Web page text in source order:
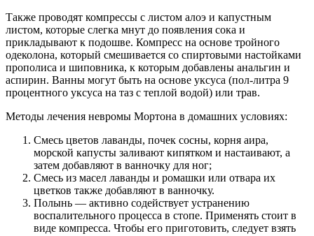
Также проводят компрессы с листом алоэ и капустным
листом, которые слегка мнут до появления сока и
прикладывают к подошве. Компресс на основе тройного
одеколона, который смешивается со спиртовыми настойками
прополиса и шиповника, к которым добавлены анальгин и
аспирин. Ванны могут быть на основе уксуса (пол-литра 9
процентного уксуса на таз с теплой водой) или трав.
Методы лечения невромы Мортона в домашних условиях:
Смесь цветов лаванды, почек сосны, корня аира,
морской капусты заливают кипятком и настаивают, а
затем добавляют в ванночку для ног;
Смесь из масел лаванды и ромашки или отвара их
цветков также добавляют в ванночку.
Полынь — активно содействует устранению
воспалительного процесса в стопе. Применять стоит в
виде компресса. Чтобы его приготовить, следует взять